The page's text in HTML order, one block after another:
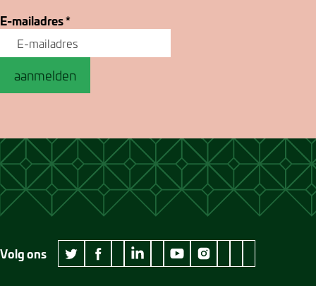
E-mailadres*
aanmelden
Volg ons
twitter Museum Jan Cunen
facebook Museum Jan Cunen
wikipedia Museum Jan Cunen
linkedin Museum Jan Cunen
googleplus Museum Jan Cunen
youtube Museum Jan Cunen
instagram Museum